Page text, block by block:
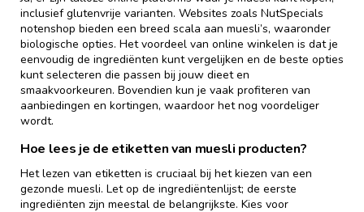
inclusief glutenvrije varianten. Websites zoals NutSpecials
notenshop bieden een breed scala aan muesli’s, waaronder
biologische opties. Het voordeel van online winkelen is dat je
eenvoudig de ingrediënten kunt vergelijken en de beste opties
kunt selecteren die passen bij jouw dieet en
smaakvoorkeuren. Bovendien kun je vaak profiteren van
aanbiedingen en kortingen, waardoor het nog voordeliger
wordt.
Hoe lees je de etiketten van muesli producten?
Het lezen van etiketten is cruciaal bij het kiezen van een
gezonde muesli. Let op de ingrediëntenlijst; de eerste
ingrediënten zijn meestal de belangrijkste. Kies voor